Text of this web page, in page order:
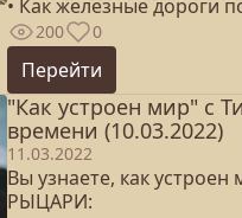
• Как железные дороги
200 0
Перейти
"Как устроен мир" с
времени (10.03.2022)
11.03.2022
Вы узнаете, как
РЫЦАРИ: